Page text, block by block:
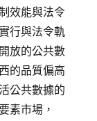
效能與法令
行與法令軌
放的公共數
的品質偏高
公共數據的
素市場，